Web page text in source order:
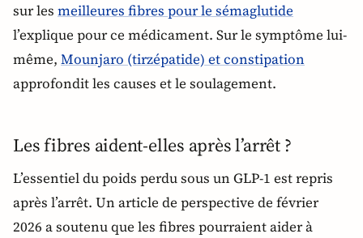
sur les meilleures fibres pour le sémaglutide
l’explique pour ce médicament. Sur le symptôme lui-
même, Mounjaro (tirzépatide) et constipation
approfondit les causes et le soulagement.
Les fibres aident-elles après l’arrêt ?
L’essentiel du poids perdu sous un GLP-1 est repris
après l’arrêt. Un article de perspective de février
2026 a soutenu que les fibres pourraient aider à